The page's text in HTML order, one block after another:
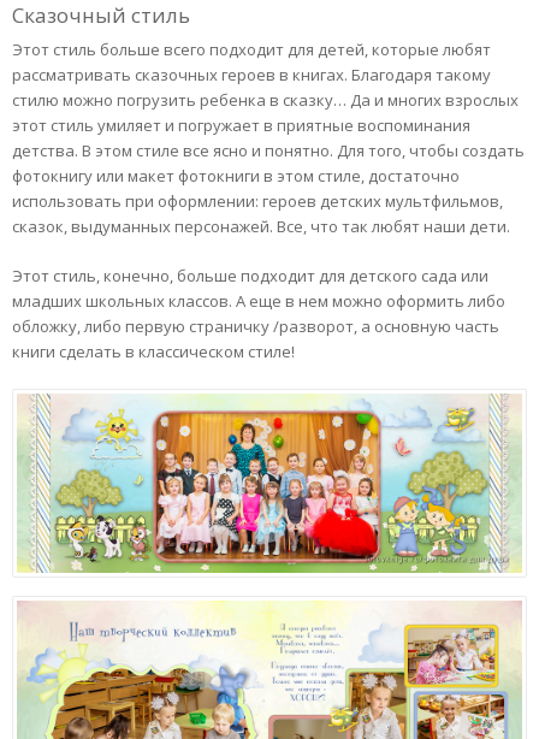
Сказочный стиль
Этот стиль больше всего подходит для детей, которые любят
рассматривать сказочных героев в книгах. Благодаря такому
стилю можно погрузить ребенка в сказку… Да и многих взрослых
этот стиль умиляет и погружает в приятные воспоминания
детства. В этом стиле все ясно и понятно. Для того, чтобы создать
фотокнигу или макет фотокниги в этом стиле, достаточно
использовать при оформлении: героев детских мультфильмов,
сказок, выдуманных персонажей. Все, что так любят наши дети.
Этот стиль, конечно, больше подходит для детского сада или
младших школьных классов. А еще в нем можно оформить либо
обложку, либо первую страничку /разворот, а основную часть
книги сделать в классическом стиле!